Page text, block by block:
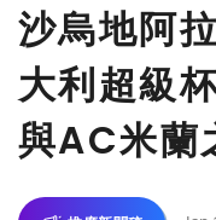
沙烏地阿
大利超級
與AC米蘭